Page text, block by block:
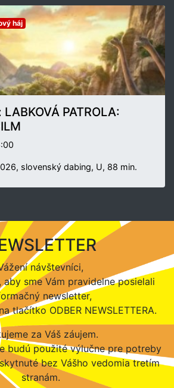
háj
PATROLA:
slovenský dabing, U, 88 min.
návštevníci,
aby sme Vám pravidelne posielali
newsletter,
tlačítko ODBER NEWSLETTERA.
za Váš záujem.
budú použité výlučne pre potreby
bez Vášho vedomia tretím
stranám.